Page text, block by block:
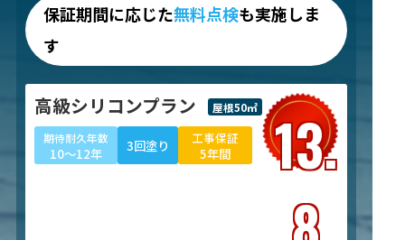
保証期間に応じた無料点検も実施しま
す
高級シリコンプラン
屋根50㎡
期待耐久年数
10～12年 3回塗り 工事保証
5年間
13.